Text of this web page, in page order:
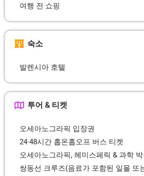
여행 전 쇼핑
숙소
발렌시아 호텔
투어 & 티켓
오세아노그라픽 입장권
24·48시간 홉온홉오프 버스 티켓
오세아노그라픽, 헤미스페릭 & 과학
쌍동선 크루즈(음료가 포함된 일몰 또